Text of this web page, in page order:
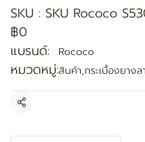
SKU : SKU Rococo
฿0
แบรนด์:
Rococo
หมวดหมู่:สินค้า,กระเบื้องยางล
แชร์